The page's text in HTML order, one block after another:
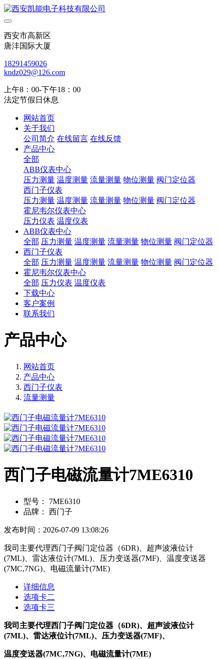
西安市高新区
唐沣国际大厦
18291459026
kndz029@126.com
上午8：00-下午18：00
法定节假日休息
网站首页
关于我们
公司简介 在线留言 在线反馈
产品中心
全部
ABB仪表中心
压力测量 温度测量 流量测量 物位测量 阀门定位器
西门子仪表
压力测量 温度测量 流量测量 物位测量 阀门定位器
霍尼韦尔仪表中心
压力仪表 温度仪表
ABB仪表中心
全部 压力测量 温度测量 流量测量 物位测量 阀门定位器
西门子仪表
全部 压力测量 温度测量 流量测量 物位测量 阀门定位器
霍尼韦尔仪表中心
全部 压力仪表 温度仪表
下载中心
客户案例
联系我们
产品中心
网站首页
产品中心
西门子仪表
流量测量
西门子电磁流量计7ME6310
型号：
7ME6310
品牌：
西门子
发布时间：2026-07-09 13:08:26
我司主要代理西门子阀门定位器（6DR)、超声波液位计
(7ML)、雷达液位计(7ML)、压力变送器(7MF)、温度变送器
(7MC,7NG)、电磁流量计(7ME)
详细信息
选项卡二
选项卡三
我司主要代理西门子阀门定位器（6DR)、超声波液位计
(7ML)、雷达液位计(7ML)、压力变送器(7MF)、
温度变送器(7MC,7NG)、电磁流量计(7ME)